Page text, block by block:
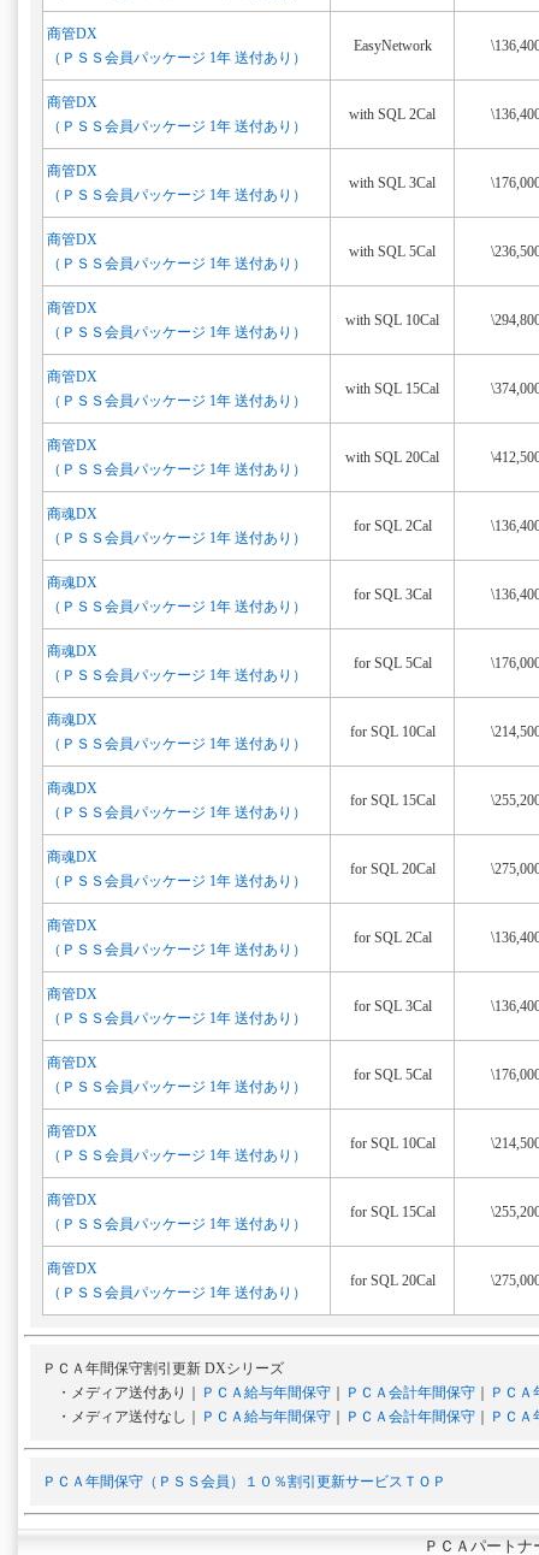
商管DX
（ＰＳＳ会員パッケージ 1年 送付あり）
EasyNetwork
商管DX
（ＰＳＳ会員パッケージ 1年 送付あり）
with SQL 2Cal
商管DX
（ＰＳＳ会員パッケージ 1年 送付あり）
with SQL 3Cal
商管DX
（ＰＳＳ会員パッケージ 1年 送付あり）
with SQL 5Cal
商管DX
（ＰＳＳ会員パッケージ 1年 送付あり）
with SQL 10Cal
商管DX
（ＰＳＳ会員パッケージ 1年 送付あり）
with SQL 15Cal
商管DX
（ＰＳＳ会員パッケージ 1年 送付あり）
with SQL 20Cal
商魂DX
（ＰＳＳ会員パッケージ 1年 送付あり）
for SQL 2Cal
商魂DX
（ＰＳＳ会員パッケージ 1年 送付あり）
for SQL 3Cal
商魂DX
（ＰＳＳ会員パッケージ 1年 送付あり）
for SQL 5Cal
商魂DX
（ＰＳＳ会員パッケージ 1年 送付あり）
for SQL 10Cal
商魂DX
（ＰＳＳ会員パッケージ 1年 送付あり）
for SQL 15Cal
商魂DX
（ＰＳＳ会員パッケージ 1年 送付あり）
for SQL 20Cal
商管DX
（ＰＳＳ会員パッケージ 1年 送付あり）
for SQL 2Cal
商管DX
（ＰＳＳ会員パッケージ 1年 送付あり）
for SQL 3Cal
商管DX
（ＰＳＳ会員パッケージ 1年 送付あり）
for SQL 5Cal
商管DX
（ＰＳＳ会員パッケージ 1年 送付あり）
for SQL 10Cal
商管DX
（ＰＳＳ会員パッケージ 1年 送付あり）
for SQL 15Cal
商管DX
（ＰＳＳ会員パッケージ 1年 送付あり）
for SQL 20Cal
ＰＣＡ年間保守割引更新 DXシリーズ
・メディア送付あり｜
ＰＣＡ給与年間保守 ＰＣＡ会計年間保守
ＰＣＡ
・メディア送付なし｜
ＰＣＡ給与年間保守 ＰＣＡ会計年間保守 ＰＣＡ
ＰＣＡ年間保守（ＰＳＳ会員）１０％割引更新サービスＴＯＰ
ＰＣＡパート